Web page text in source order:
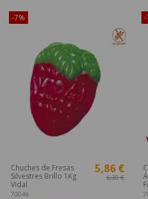
-7%
Chuches de Fresas
Silvestres Brillo 1Kg
Vidal
70046
5,86 €
6,30 €